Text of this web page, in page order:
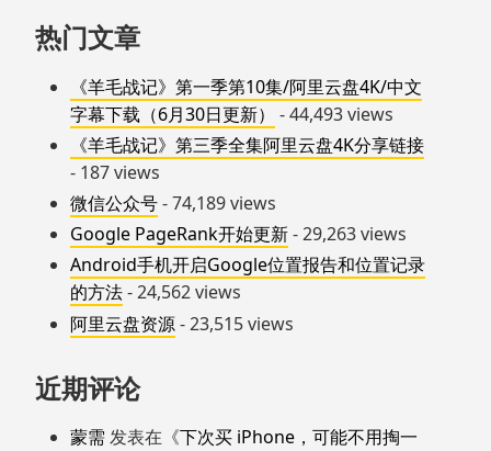
热门文章
《羊毛战记》第一季第10集/阿里云盘4K/中文
字幕下载（6月30日更新）
- 44,493 views
《羊毛战记》第三季全集阿里云盘4K分享链接
- 187 views
微信公众号- 74,189 views
Google PageRank开始更新- 29,263 views
Android手机开启Google位置报告和位置记录
的方法- 24,562 views
阿里云盘资源- 23,515 views
近期评论
蒙需 发表在《下次买 iPhone，可能不用掏一